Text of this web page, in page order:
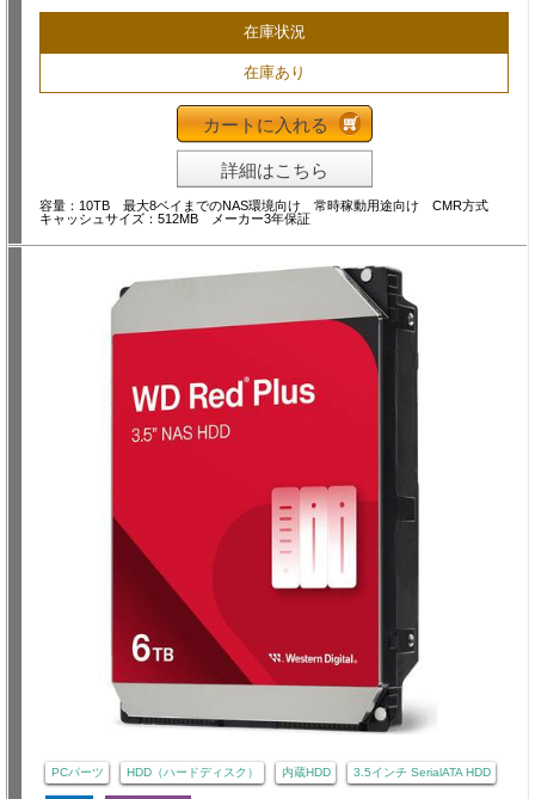
在庫状況
在庫あり
カートに入れる
詳細はこちら
容量：10TB 最大8ベイまでのNAS環境向け 常時稼動用途向け CMR方式
キャッシュサイズ：512MB メーカー3年保証
PCパーツ HDD（ハードディスク） 内蔵HDD 3.5インチ SerialATA HDD